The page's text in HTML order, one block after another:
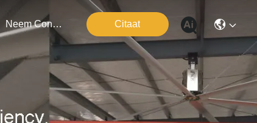
Neem Contact Met Ons Op Citaat